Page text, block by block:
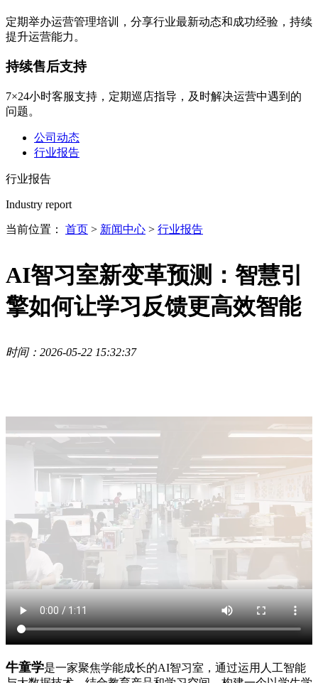
定期举办运营管理培训，分享行业最新动态和成功经验，持续
提升运营能力。
持续售后支持
7×24小时客服支持，定期巡店指导，及时解决运营中遇到的
问题。
公司动态
行业报告
行业报告
Industry report
当前位置： 首页 > 新闻中心 > 行业报告
AI智习室新变革预测：智慧引
擎如何让学习反馈更高效智能
时间：2026-05-22 15:32:37
牛童学是一家聚焦学能成长的AI智习室，通过运用人工智能